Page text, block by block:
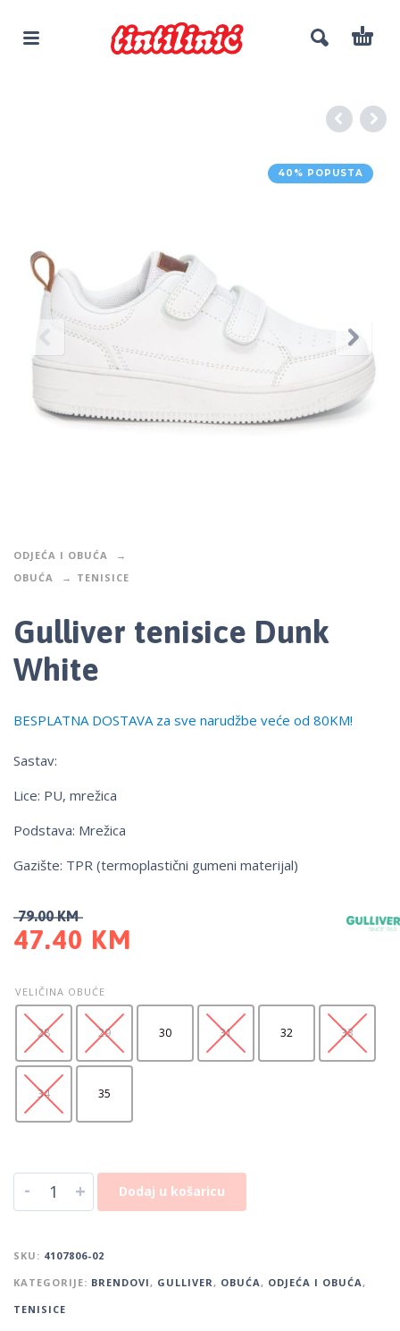
40% POPUSTA
ODJEĆA I OBUĆA
OBUĆA
TENISICE
Gulliver tenisice Dunk
White
BESPLATNA DOSTAVA za sve narudžbe veće od 80KM!
Sastav:
Lice: PU, mrežica
Podstava: Mrežica
Gazište: TPR (termoplastični gumeni materijal)
79.00KM
47.40 KM
VELIČINA OBUĆE
28 29 30 31 32 33
34 35
- + Dodaj u košaricu
SKU: 4107806-02
KATEGORIJE: BRENDOVI, GULLIVER, OBUĆA, ODJEĆA I OBUĆA,
TENISICE